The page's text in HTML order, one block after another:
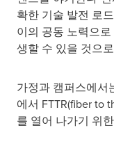
확한 기술 발전 로
이의 공동 노력으
생할 수 있을 것으
가정과 캠퍼스에서
에서 FTTR(fiber to
를 열어 나가기 위